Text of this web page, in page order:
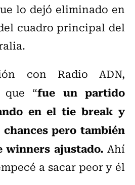
lo dejó eliminado en
cuadro principal del
con Radio ADN,
que “fue un partido
en el tie break y
pero también
winners ajustado. Ahí
a sacar peor y él